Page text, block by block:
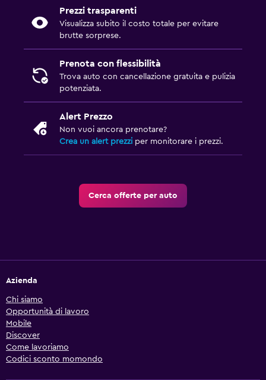
Prezzi trasparenti
Visualizza subito il costo totale per evitare
brutte sorprese.
Prenota con flessibilità
Trova auto con cancellazione gratuita e pulizia
potenziata.
Alert Prezzo
Non vuoi ancora prenotare?
Crea un alert prezzi per monitorare i prezzi.
Cerca offerte per auto
Azienda
Chi siamo
Opportunità di lavoro
Mobile
Discover
Come lavoriamo
Codici sconto momondo